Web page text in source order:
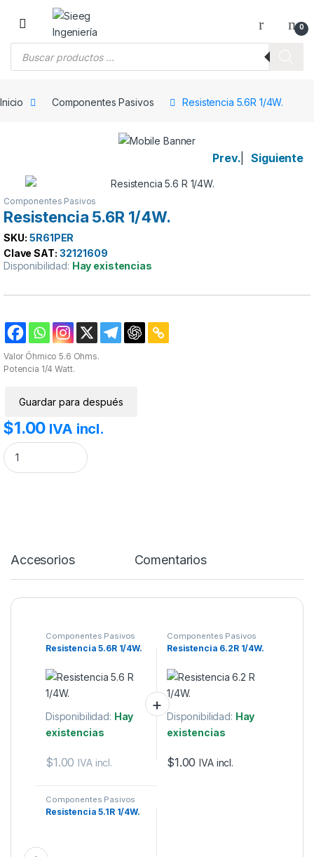
Saltar a la navegación
Saltar al contenido
0
Inicio Componentes Pasivos Resistencia 5.6R 1/4W.
Prev. Siguiente
Componentes Pasivos
Resistencia 5.6R 1/4W.
SKU: 5R61PER
Clave SAT: 32121609
Disponibilidad: Hay existencias
Valor Óhmico 5.6 Ohms.
Potencia 1/4 Watt.
Guardar para después
$1.00 IVA incl.
Resistencia 5.6R 1/4W. cantidad
Accesorios Comentarios
Componentes Pasivos
Resistencia 5.6R 1/4W.
Disponibilidad: Hay
existencias
$1.00 IVA incl.
Componentes Pasivos
Resistencia 6.2R 1/4W.
Disponibilidad: Hay
existencias
$1.00 IVA incl.
Componentes Pasivos
Resistencia 5.1R 1/4W.